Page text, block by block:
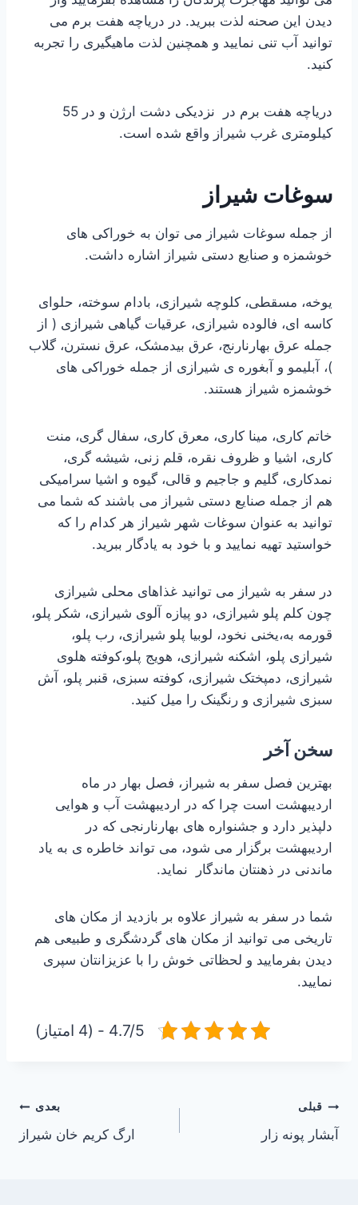
دیدن این صحنه لذت ببرید. در دریاچه هفت برم می
توانید آب تنی نمایید و همچنین لذت ماهیگیری را تجربه
کنید.
دریاچه هفت برم در نزدیکی دشت ارژن و در 55
کیلومتری غرب شیراز واقع شده است.
سوغات شیراز
از جمله سوغات شیراز می توان به خوراکی های
خوشمزه و صنایع دستی شیراز اشاره داشت.
یوخه، مسقطی، کلوچه شیرازی، بادام سوخته، حلوای
کاسه ای، فالوده شیرازی، عرقیات گیاهی شیرازی ( از
جمله عرق بهارنارنج، عرق بیدمشک، عرق نسترن، گلاب
)، آبلیمو و آبغوره ی شیرازی از جمله خوراکی های
خوشمزه شیراز هستند.
خاتم کاری، مینا کاری، معرق کاری، سفال گری، منت
کاری، اشیا و ظروف نقره، قلم زنی، شیشه گری،
نمدکاری، گلیم و جاجیم و قالی، گیوه و اشیا سرامیکی
هم از جمله صنایع دستی شیراز می باشند که شما می
توانید به عنوان سوغات شهر شیراز هر کدام را که
خواستید تهیه نمایید و با خود به یادگار ببرید.
در سفر به شیراز می توانید غذاهای محلی شیرازی
چون کلم پلو شیرازی، دو پیازه آلوی شیرازی، شکر پلو،
قورمه به،یخنی نخود، لوبیا پلو شیرازی، رب پلو،
شیرازی پلو، اشکنه شیرازی، هویج پلو،کوفته هلوی
شیرازی، دمپختک شیرازی، کوفته سبزی، قنبر پلو، آش
سبزی شیرازی و رنگینک را میل کنید.
سخن آخر
بهترین فصل سفر به شیراز، فصل بهار در ماه
اردیبهشت است چرا که در اردیبهشت آب و هوایی
دلپذیر دارد و جشنواره های بهارنارنجی که در
اردیبهشت برگزار می شود، می تواند خاطره ی به یاد
ماندنی در ذهنتان ماندگار نماید.
شما در سفر به شیراز علاوه بر بازدید از مکان های
تاریخی می توانید از مکان های گردشگری و طبیعی هم
دیدن بفرمایید و لحظاتی خوش را با عزیزانتان سپری
نمایید.
4.7/5 - (4 امتیاز)
راهبری
نوشته
قبلی
آبشار پونه زار
بعدی
ارگ کریم خان شیراز